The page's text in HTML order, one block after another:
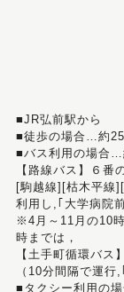
■JR弘前駅から
■徒歩の場合…約
■バス利用の場合…
【路線バス】６番
[駒越線][枯木平線
利用し,｢大学病院
※4月～11月の10
時までは，
【土手町循環バス
（10分間隔で運行
■タクシー利用の